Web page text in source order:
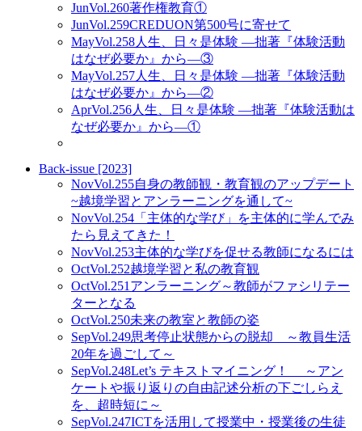
JunVol.260著作権教育①
JunVol.259CREDUON第500号に寄せて
MayVol.258人生、日々是体験 ―拙著『体験活動
はなぜ必要か』から―③
MayVol.257人生、日々是体験 ―拙著『体験活動
はなぜ必要か』から―②
AprVol.256人生、日々是体験 ―拙著『体験活動は
なぜ必要か』から―①
Back-issue [2023]
NovVol.255自身の教師観・教育観のアップデート
~越境学習とアンラーニングを通して~
NovVol.254 「主体的な学び」を主体的に学んでみ
たら見えてきた！
NovVol.253主体的な学びを促せる教師になるには
OctVol.252越境学習と私の教育観
OctVol.251 アンラーニング～教師がファシリテー
ターとなる
OctVol.250未来の教室と教師の姿
SepVol.249思考停止状態からの脱却 ～教員生活
20年を過ごして～
SepVol.248Let’s テキストマイニング！ ～アン
ケートや振り返りの自由記述分析の下ごしらえ
を、超時短に～
SepVol.247ICTを活用して授業中・授業後の生徒